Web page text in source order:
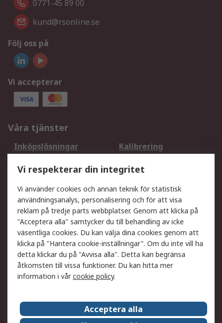
0771-45 89 00
kund@rsonline.se
Följ oss på
Vi accepterar
Våra tjänster
Inköpslösningar
Kalibrering
DesignSpark
Teknisk Support
Ditt lokala säljteam
Exportlösningar
Support
Få hjälp
Retur av varor
Leverans
Spåra din order
Begär en fakturakopi
Fördelar med RS-konto
Betalningsalternativ
Om RS Försäljningsvillkor
Vi respekterar din integritet
Vi använder cookies och annan teknik för statistisk
användningsanalys, personalisering och för att visa
reklam på tredje parts webbplatser. Genom att klicka på
"Acceptera alla" samtycker du till behandling av icke
väsentliga cookies. Du kan välja dina cookies genom att
klicka på "Hantera cookie-inställningar". Om du inte vill ha
detta klickar du på "Avvisa alla". Detta kan begränsa
åtkomsten till vissa funktioner. Du kan hitta mer
information i vårcookie policy.
Acceptera alla